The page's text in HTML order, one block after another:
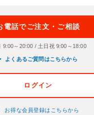
電話でご注文・ご相談
9:00～20:00 / 土日祝 9:00～18:00
よくあるご質問はこちらから
ログイン
お得な会員登録はこちらから